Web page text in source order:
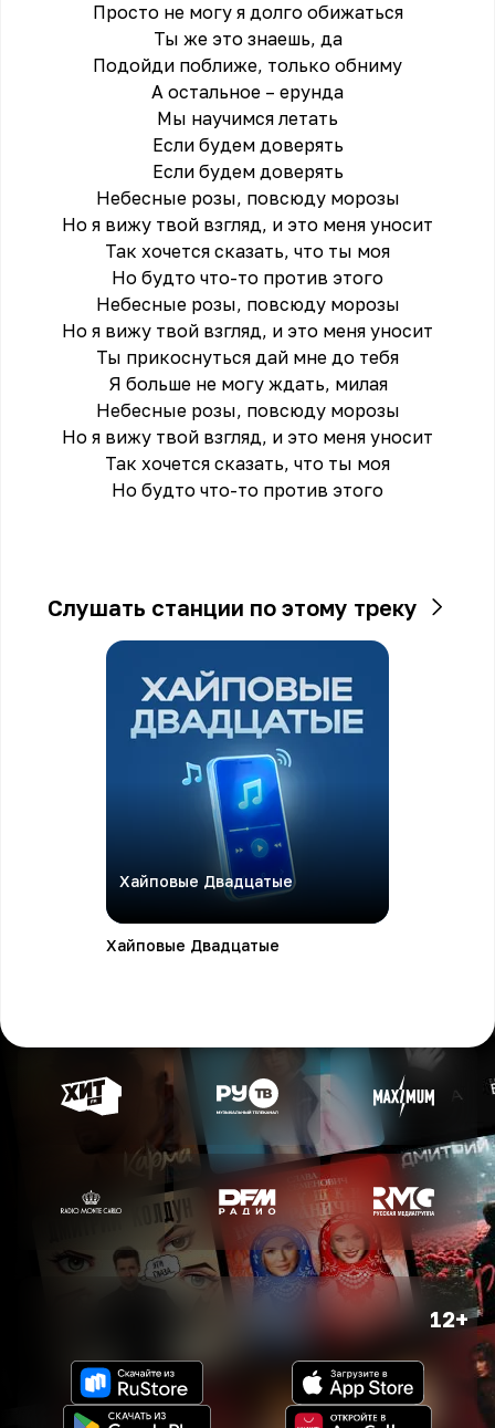
Просто не могу я долго обижаться
Ты же это знаешь, да
Подойди поближе, только обниму
А остальное – ерунда
Мы научимся летать
Если будем доверять
Если будем доверять
Небесные розы, повсюду морозы
Но я вижу твой взгляд, и это меня уносит
Так хочется сказать, что ты моя
Но будто что-то против этого
Небесные розы, повсюду морозы
Но я вижу твой взгляд, и это меня уносит
Ты прикоснуться дай мне до тебя
Я больше не могу ждать, милая
Небесные розы, повсюду морозы
Но я вижу твой взгляд, и это меня уносит
Так хочется сказать, что ты моя
Но будто что-то против этого
Слушать станции по этому треку
Хайповые Двадцатые
Хайповые Двадцатые
12+